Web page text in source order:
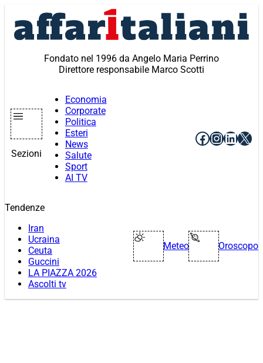
contenuto
Fondato nel 1996 da Angelo Maria Perrino
Direttore responsabile Marco Scotti
Sezioni
Economia
Corporate
Politica
Esteri
News
Salute
Sport
AI TV
Facebook
X
Tendenze
Iran
Ucraina
Ceuta
Guccini
LA PIAZZA 2026
Ascolti tv
Meteo Oroscopo